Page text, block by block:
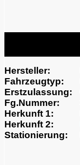
Hersteller:
Fahrzeugtyp:
Erstzulassung:
Fg.Nummer:
Herkunft 1:
Herkunft 2:
Stationierung: